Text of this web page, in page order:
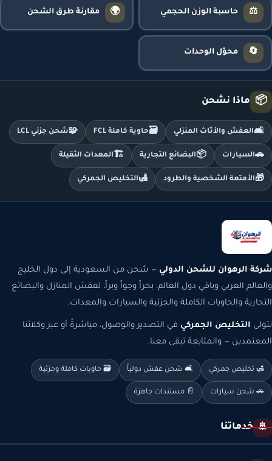
⚖️ حاسبة الوزن الحجمي 🌍 مقارنة طرق الشحن
🔄 محوّل الوحدات
📦 ماذا نشحن
🛋️العفش والأثاث المنزلي 🗃️حاوية كاملة FCL 🧩شحن جزئي LCL
🚗السيارات 📦البضائع التجارية 🏗️المعدات الثقيلة
🎁الأمتعة الشخصية والطرود 🛃التخليص الجمركي
شركة الرهوان للشحن الدولي — شحن من السعودية إلى دول الخليج
والعالم العربي وباقي دول العالم، بحراً وجواً وبراً، لعفش المنازل والبضائع
التجارية والحاويات الكاملة والجزئية والسيارات والمعدات.
نتولى التخليص الجمركي في التصدير والوصول، مباشرةً أو عبر وكلائنا
المعتمدين — والمتابعة تبقى معنا.
🛃 تخليص جمركي 🛋️ شحن عفش دولياً 🗃️ حاويات كاملة وجزئية
🚗 شحن سيارات 📄 مستندات جاهزة
🚢 خدماتنا